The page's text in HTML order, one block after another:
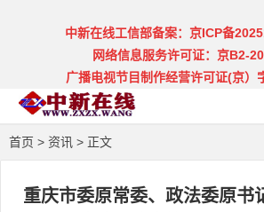
中新在线工信部备案：京ICP备
网络信息服务许可证：京B2-
广播电视节目制作经营许可证(京）
首页 > 资讯 > 正文
重庆市委原常委、政法委原书